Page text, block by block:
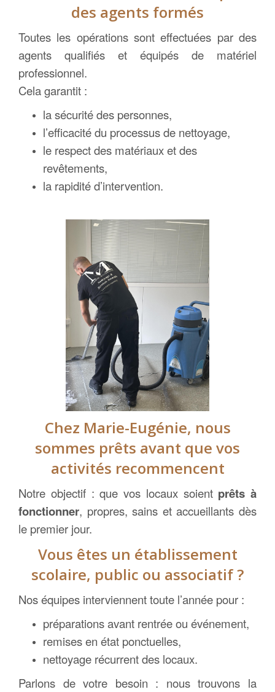
des agents formés
Toutes les opérations sont effectuées par des
agents qualifiés et équipés de matériel
professionnel.
Cela garantit :
la sécurité des personnes,
l’efficacité du processus de nettoyage,
le respect des matériaux et des
revêtements,
la rapidité d’intervention.
Chez Marie-Eugénie, nous
sommes prêts avant que vos
activités recommencent
Notre objectif : que vos locaux soient prêts à
fonctionner, propres, sains et accueillants dès
le premier jour.
Vous êtes un établissement
scolaire, public ou associatif ?
Nos équipes interviennent toute l’année pour :
préparations avant rentrée ou événement,
remises en état ponctuelles,
nettoyage récurrent des locaux.
Parlons de votre besoin : nous trouvons la